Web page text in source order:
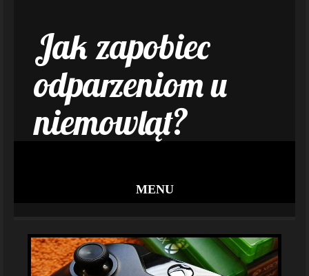
Jak zapobiec
odparzeniom u
niemowląt?
MENU